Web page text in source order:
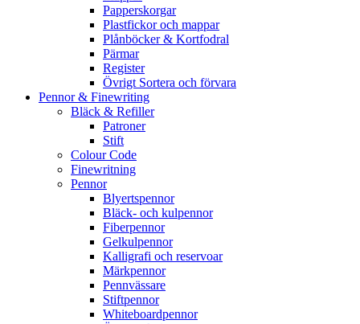
Papperskorgar
Plastfickor och mappar
Plånböcker & Kortfodral
Pärmar
Register
Övrigt Sortera och förvara
Pennor & Finewriting
Bläck & Refiller
Patroner
Stift
Colour Code
Finewritning
Pennor
Blyertspennor
Bläck- och kulpennor
Fiberpennor
Gelkulpennor
Kalligrafi och reservoar
Märkpennor
Pennvässare
Stiftpennor
Whiteboardpennor